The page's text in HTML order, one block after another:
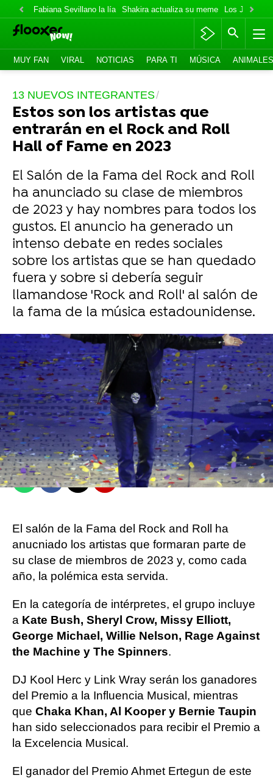
Fabiana Sevillano la lía Shakira actualiza su meme Los Jonas
MUY FAN VIRAL NOTICIAS PARA TI MÚSICA ANIMALES
13 NUEVOS INTEGRANTES
Estos son los artistas que
entrarán en el Rock and Roll
Hall of Fame en 2023
El Salón de la Fama del Rock and Roll
ha anunciado su clase de miembros
de 2023 y hay nombres para todos los
gustos. El anuncio ha generado un
intenso debate en redes sociales
sobre los artistas que se han quedado
fuera y sobre si debería seguir
llamandose 'Rock and Roll' al salón de
la fama de la música estadounidense.
Juan Ceñal
Publicado:03 de mayo de 2023, 18:40
WhatsappFacebook
X Flipboard
El salón de la Fama del Rock and Roll ha
anucniado los artistas que formaran parte de
su clase de miembros de 2023 y, como cada
año, la polémica esta servida.
En la categoría de intérpretes, el grupo incluye
a Kate Bush, Sheryl Crow, Missy Elliott,
George Michael, Willie Nelson, Rage Against
the Machine y The Spinners.
DJ Kool Herc y Link Wray serán los ganadores
del Premio a la Influencia Musical, mientras
que Chaka Khan, Al Kooper y Bernie Taupin
han sido seleccionados para recibir el Premio a
la Excelencia Musical.
El ganador del Premio Ahmet Ertegun de este